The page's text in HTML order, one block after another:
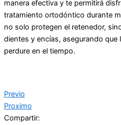
manera efectiva y te permitirá
tratamiento ortodóntico durante
no solo protegen el retenedor,
dientes y encías, asegurando que
perdure en el tiempo.
Previo
Proximo
Compartir: